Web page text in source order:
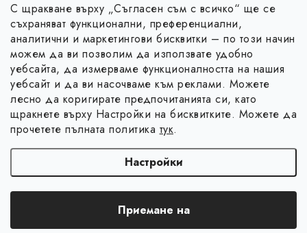
С щракване върху „Съгласен съм с всичко“ ще се
съхраняват функционални, преференциални,
аналитични и маркетингови бисквитки – по този начин
можем да ви позволим да използвате удобно
уебсайта, да измерваме функционалността на нашия
уебсайт и да ви насочваме към реклами. Можете
лесно да коригирате предпочитанията си, като
щракнете върху Настройки на бисквитките. Можете да
прочетете пълната политика тук.
Настройки
Приемане на
Ф
Информация за вас
Коя е фирма Magsy?
Контакти
Търговски условия
Facebook
Авторско право 2026Magsy.bg. Всички права запазени.Редактиране на
настройките за бисквитки